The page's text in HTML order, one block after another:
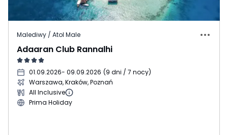
Malediwy / Atol Male
Adaaran Club Rannalhi
01.09.2026- 09.09.2026 (9 dni / 7 nocy)
Warszawa, Kraków, Poznań
All Inclusive
Prima Holiday